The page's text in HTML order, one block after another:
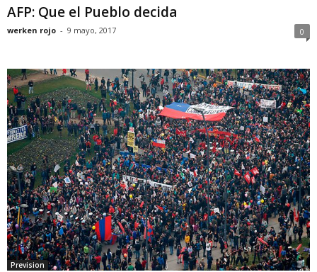
AFP: Que el Pueblo decida
werken rojo - 9 mayo, 2017 0
Prevision